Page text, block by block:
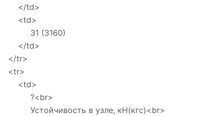
</td>
<td>
31 (3160)
</td>
</tr>
<tr>
<td>
?<br>
Устойчивость в узле, кН(кгс)<br>